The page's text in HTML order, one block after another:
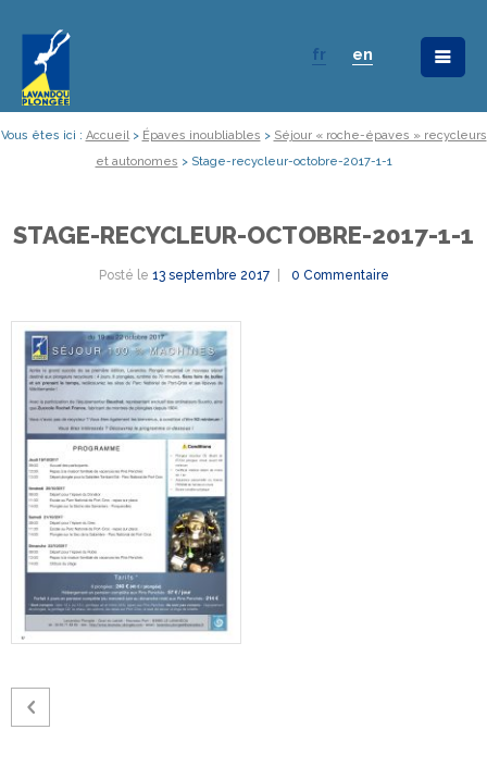
fr en
Vous êtes ici : Accueil> Épaves inoubliables > Séjour « roche-épaves » recycleurs
et autonomes > Stage-recycleur-octobre-2017-1-1
STAGE-RECYCLEUR-OCTOBRE-2017-1-1
Posté le 13 septembre 2017 0 Commentaire